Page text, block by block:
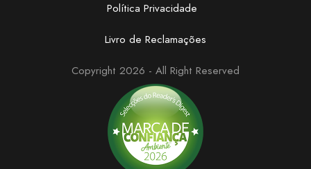
Política Privacidade
Livro de Reclamações
Copyright 2026 - All Right Reserved